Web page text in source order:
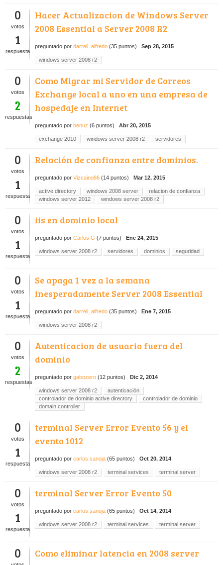
0
votos
1
respuesta
Hacer Actualizacion de Windows Server
2008 Essential a Server 2008 R2
preguntado por darrell_alfredo (35 puntos) Sep 28, 2015
windows server 2008 r2
0
votos
2
respuestas
Como Migrar mi Servidor de Correos
Exchange local a uno en una empresa de
hospedaje en Internet
preguntado por benuz (6 puntos) Abr 20, 2015
exchange 2010 windows server 2008 r2 servidores
0
votos
1
respuesta
Relación de confianza entre dominios.
preguntado por Vizcaino86 (14 puntos) Mar 12, 2015
active directory windows 2008 server
relacion de confianza
windows server 2012
windows server 2008 r2
0
votos
1
respuesta
iis en dominio local
preguntado por Carlos G (7 puntos) Ene 24, 2015
windows server 2008 r2 servidores dominios seguridad
0
votos
1
respuesta
Se apaga 1 vez a la semana
inesperadamente Server 2008 Essential
preguntado por darrell_alfredo (35 puntos) Ene 7, 2015
windows server 2008 r2
0
votos
2
respuestas
Autenticacion de usuario fuera del
dominio
preguntado por gabozero (12 puntos) Dic 2, 2014
windows server 2008 r2
autenticación
controlador de dominio active directory
controlador de dominio
domain controller
0
votos
1
respuesta
terminal Server Error Evento 56 y el
evento 1012
preguntado por carlos sanoja (65 puntos) Oct 20, 2014
windows server 2008 r2 terminal services terminal server
0
votos
1
respuesta
terminal Server Error Evento 50
preguntado por carlos sanoja (65 puntos) Oct 14, 2014
windows server 2008 r2 terminal services terminal server
0 Como eliminar latencia en 2008 server